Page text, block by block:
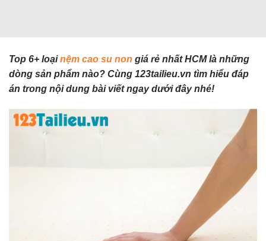
Top 6+ loạinệm cao su non giá rẻ nhất HCM là những
dòng sản phẩm nào? Cùng 123tailieu.vn tìm hiểu đáp
án trong nội dung bài viết ngay dưới đây nhé!